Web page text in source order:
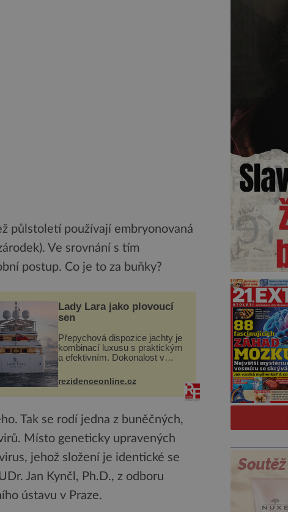
půlstoletí používají embryonovaná
Ve srovnání s tím
postup. Co je to za buňky?
Lady Lara jako plovoucí
sen
Přepychová dispozice jachty je
kombinací luxusu s praktickým
a efektivním. Dokonalost v
značka Fendi Casa, kterou byly
vybaveny její paluby. Monacký
přístav nabízí každoročn...
rezidenceonline.cz
Tak se rodí jedna z buněčných,
Místo geneticky upravených
jehož složení je identické se
Jan Kynčl, Ph.D., z odboru
ústavu v Praze.